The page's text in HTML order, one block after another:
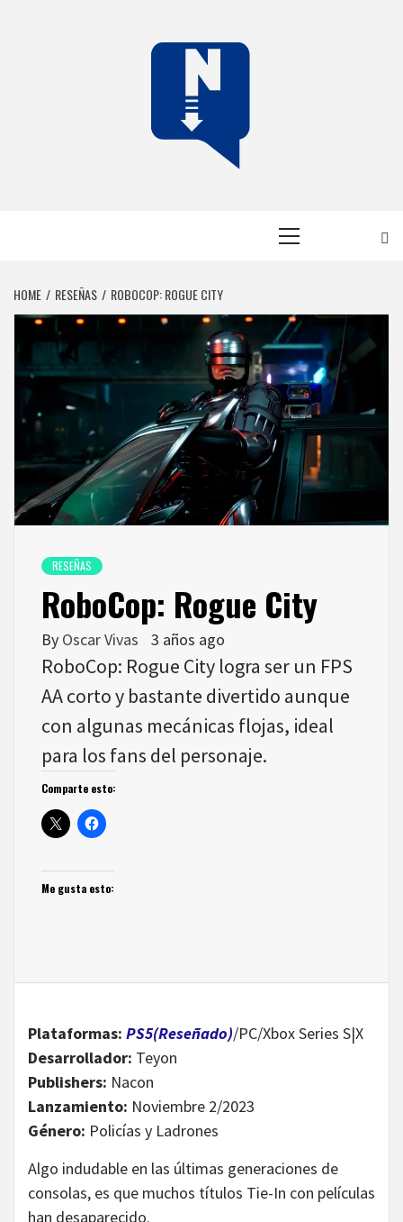
HOME RESEÑAS ROBOCOP: ROGUE CITY
RESEÑAS
RoboCop: Rogue City
By Oscar Vivas 3 años ago
RoboCop: Rogue City logra ser un FPS
AA corto y bastante divertido aunque
con algunas mecánicas flojas, ideal
para los fans del personaje.
Comparte esto:
Me gusta esto:
Plataformas: PS5(Reseñado)/PC/Xbox Series S|X
Desarrollador: Teyon
Publishers: Nacon
Lanzamiento: Noviembre 2/2023
Género: Policías y Ladrones
Algo indudable en las últimas generaciones de
consolas, es que muchos títulos Tie-In con películas
han desaparecido.